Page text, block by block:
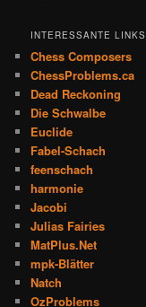
INTERESSANTE LINKS
Chess Composers
ChessProblems.ca
Dead Reckoning
Die Schwalbe
Euclide
Fabel-Schach
feenschach
harmonie
Jacobi
Julias Fairies
MatPlus.Net
mpk-Blätter
Natch
OzProblems